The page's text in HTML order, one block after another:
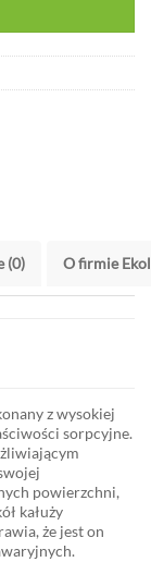
(0) O firmie
z wysokiej
sorpcyjne.
powierzchni,
kałuży
że jest on